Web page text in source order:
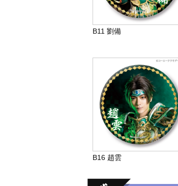
B11 劉備
B16 趙雲